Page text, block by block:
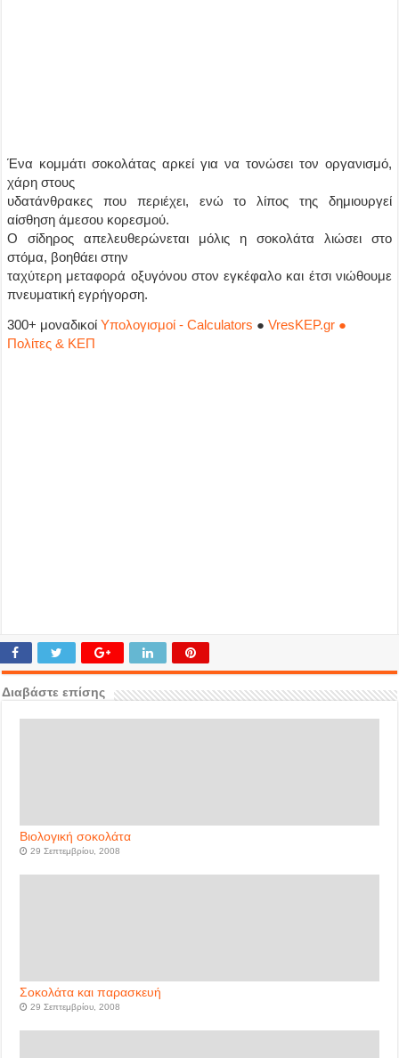
Ένα κομμάτι σοκολάτας αρκεί για να τονώσει τον οργανισμό,
χάρη στους
υδατάνθρακες που περιέχει, ενώ το λίπος της δημιουργεί
αίσθηση άμεσου κορεσμού.
Ο σίδηρος απελευθερώνεται μόλις η σοκολάτα λιώσει στο
στόμα, βοηθάει στην
ταχύτερη μεταφορά οξυγόνου στον εγκέφαλο και έτσι νιώθουμε
πνευματική εγρήγορση.
300+ μοναδικοίΥπολογισμοί - Calculators ●VresKEP.gr ●
Πολίτες & ΚΕΠ
Διαβάστε επίσης
Βιολογική σοκολάτα
29 Σεπτεμβρίου, 2008
Σοκολάτα και παρασκευή
29 Σεπτεμβρίου, 2008